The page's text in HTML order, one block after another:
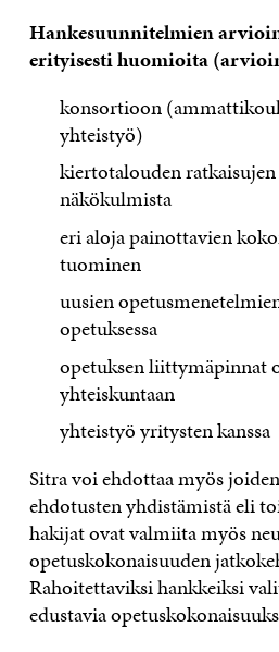
Hankesuunnitelmien
erityisesti huomioita
konsortioon
yhteistyö)
kiertotalouden
näkökulmista
eri aloja painottavien
tuominen
uusien
opetuksessa
opetuksen liittymäpinnat
yhteiskuntaan
yhteistyö yritysten kanssa
Sitra voi ehdottaa myös
ehdotusten yhdistämistä eli
hakijat ovat valmiita myös
opetuskokonaisuuden
Rahoitettaviksi hankkeiksi
edustavia